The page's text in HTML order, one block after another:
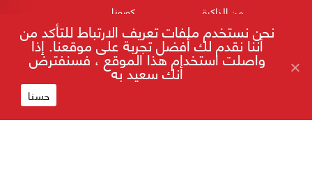
من الذاكرة
كورونا
نحن نستخدم ملفات تعريف الارتباط للتأكد من
أننا نقدم لك أفضل تجربة على موقعنا. إذا
واصلت استخدام هذا الموقع ، فسنفترض
أنك سعيد به
حسنا